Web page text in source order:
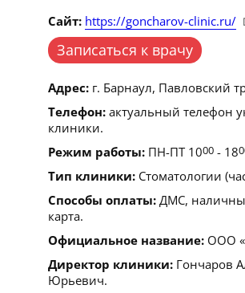
Сайт: https://goncharov-clinic.ru/
Записаться к врачу
Адрес: г. Барнаул, Павловский
Телефон: актуальный телефон
клиники.
Режим работы: ПН-ПТ 1000 - 18
Тип клиники: Стоматологии
Способы оплаты: ДМС,
карта.
Официальное название: ООО
Директор клиники: Гончаров
Юрьевич.